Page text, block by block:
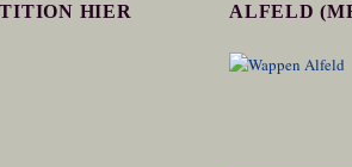
HIER
ALFELD